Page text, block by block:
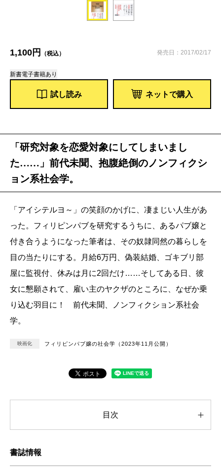
1,100円 （税込） 発売日：2017/02/17
新書電子書籍あり
試し読み ネットで購入
「研究対象を恋愛対象にしてしまいまし
た……」前代未聞、抱腹絶倒のノンフィクシ
ョン系社会学。
「アイシテルヨ～」の笑顔のかげに、凄まじい人生があ
った。フィリピンパブを研究するうちに、あるパブ嬢と
付き合うようになった筆者は、その奴隷同然の暮らしを
目の当たりにする。月給6万円、偽装結婚、ゴキブリ部
屋に監視付、休みは月に2回だけ……そしてある日、彼
女に懇願されて、雇い主のヤクザのところに、なぜか乗
り込む羽目に！ 前代未聞、ノンフィクション系社会
学。
映画化 フィリピンパブ嬢の社会学（2023年11月公開）
目次
書誌情報